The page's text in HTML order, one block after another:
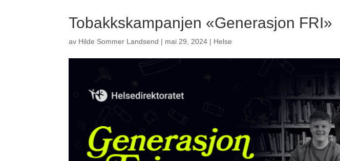
Tobakkskampanjen «Generasjon FRI»
av Hilde Sommer Landsend | mai 29, 2024 | Helse